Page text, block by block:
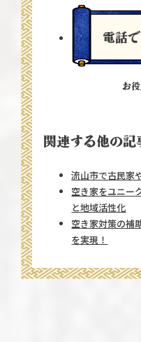
電話
お
関連する他の
流山市で古民家
空き家をユニー
と地域活性化
空き家対策の補
を実現！